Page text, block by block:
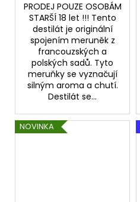
PRODEJ POUZE OSOBÁM
STARŠÍ 18 let !!! Tento
destilát je originální
spojením meruněk z
francouzských a
polských sadů. Tyto
meruňky se vyznačují
silným aroma a chutí.
Destilát se...
NOVINKA